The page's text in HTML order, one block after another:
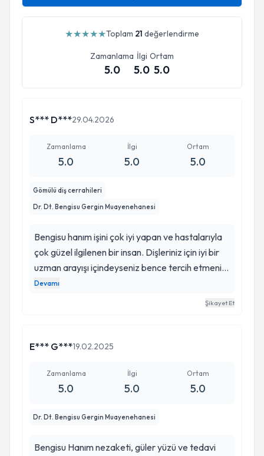
★★★★★Toplam 21 değerlendirme
Zamanlama
5.0
İlgi
5.0
Ortam
5.0
S*** D***29.04.2026
Zamanlama
5.0
İlgi
5.0
Ortam
5.0
Gömülü diş cerrahileri
Dr. Dt. Bengisu Gergin Muayenehanesi
Bengisu hanım işini çok iyi yapan ve hastalarıyla
çok güzel ilgilenen bir insan. Dişleriniz için iyi bir
uzman arayışı içindeyseniz bence tercih etmeniz
gereken bir doktor. Kendinizi onun ellerine
rahatlıkla bırakabilirsiniz. . . Meslek hayatında
Devamı
Şikayet Et
E*** G***19.02.2025
Zamanlama
5.0
İlgi
5.0
Ortam
5.0
Dr. Dt. Bengisu Gergin Muayenehanesi
Bengisu Hanım nezaketi, güler yüzü ve tedavi